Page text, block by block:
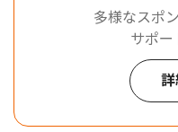
多様なスポ
サポー
詳